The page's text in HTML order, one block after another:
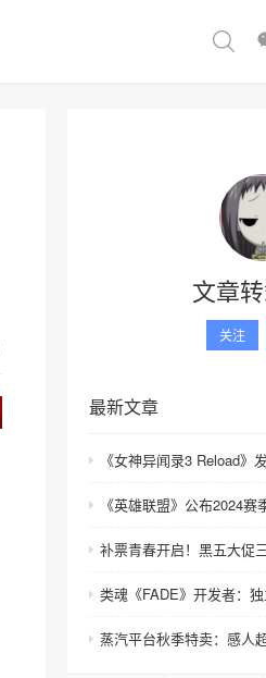
文章
关注
最新文章
《英雄联盟》公布2024
类魂《FADE》开发者：
蒸汽平台秋季特卖：感人